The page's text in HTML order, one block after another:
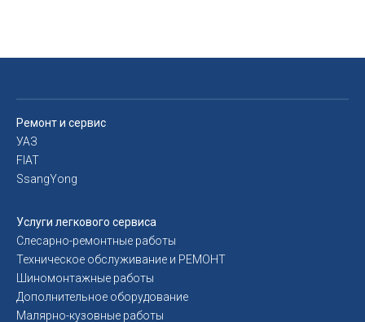
Ремонт и сервис
УАЗ
FIAT
SsangYong
Услуги легкового сервиса
Слесарно-ремонтные работы
Техническое обслуживание и РЕМОНТ
Шиномонтажные работы
Дополнительное оборудование
Малярно-кузовные работы